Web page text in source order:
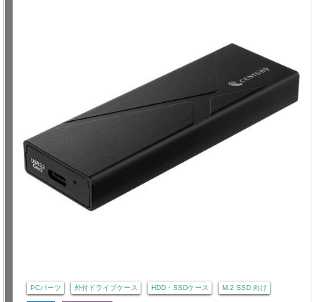
PCパーツ 外付ドライブケース HDD・SSDケース M.2 SSD 向け